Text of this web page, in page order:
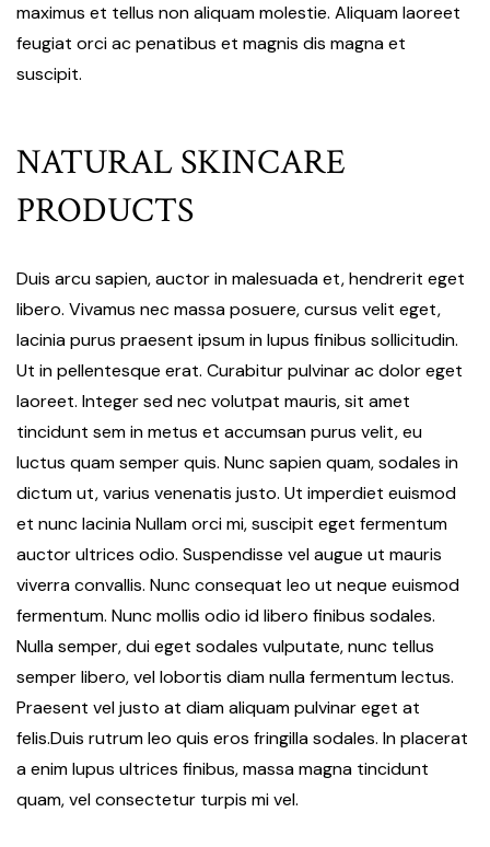
maximus et tellus non aliquam molestie. Aliquam laoreet
feugiat orci ac penatibus et magnis dis magna et
suscipit.
NATURAL SKINCARE
PRODUCTS
Duis arcu sapien, auctor in malesuada et, hendrerit eget
libero. Vivamus nec massa posuere, cursus velit eget,
lacinia purus praesent ipsum in lupus finibus sollicitudin.
Ut in pellentesque erat. Curabitur pulvinar ac dolor eget
laoreet. Integer sed nec volutpat mauris, sit amet
tincidunt sem in metus et accumsan purus velit, eu
luctus quam semper quis. Nunc sapien quam, sodales in
dictum ut, varius venenatis justo. Ut imperdiet euismod
et nunc lacinia Nullam orci mi, suscipit eget fermentum
auctor ultrices odio. Suspendisse vel augue ut mauris
viverra convallis. Nunc consequat leo ut neque euismod
fermentum. Nunc mollis odio id libero finibus sodales.
Nulla semper, dui eget sodales vulputate, nunc tellus
semper libero, vel lobortis diam nulla fermentum lectus.
Praesent vel justo at diam aliquam pulvinar eget at
felis.Duis rutrum leo quis eros fringilla sodales. In placerat
a enim lupus ultrices finibus, massa magna tincidunt
quam, vel consectetur turpis mi vel.